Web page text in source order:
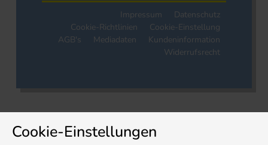
Impressum
Datenschutz
Cookie-Richtlinien
Cookie-Einstellung
AGB's
Mediadaten
Kundeninformation
Widerrufsrecht
Cookie-Einstellungen